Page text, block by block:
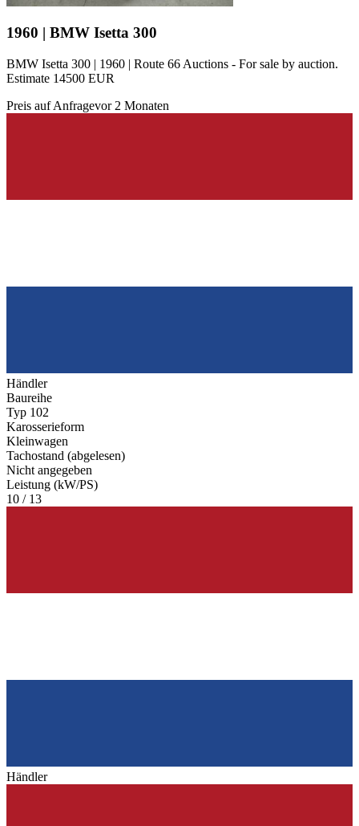
1960 | BMW Isetta 300
BMW Isetta 300 | 1960 | Route 66 Auctions - For sale by auction.
Estimate 14500 EUR
Preis auf Anfragevor 2 Monaten
Händler
Baureihe
Typ 102
Karosserieform
Kleinwagen
Tachostand (abgelesen)
Nicht angegeben
Leistung (kW/PS)
10 / 13
Händler